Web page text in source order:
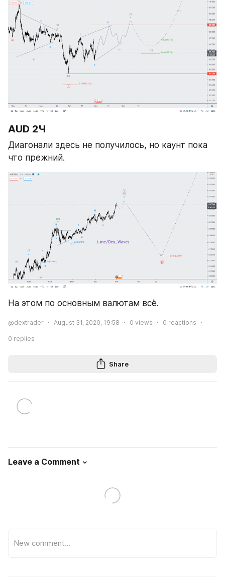
AUD 2Ч
Диагонали здесь не получилось, но каунт пока
что прежний.
На этом по основным валютам всё.
@dextrader August 31, 2020, 19:58 0 views 0 reactions
0 replies
Share
Leave a Comment